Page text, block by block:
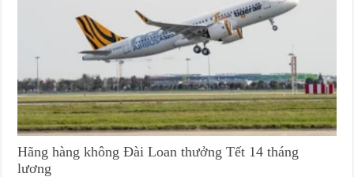
Hãng hàng không Đài Loan thưởng Tết 14 tháng
lương